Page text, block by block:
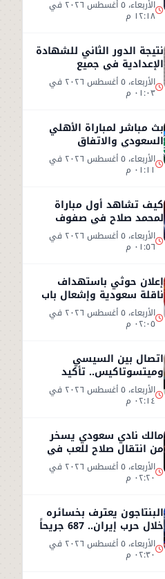
الأربعاء، ٥ أغسطس ٢٠٢٦ في
١٢:١٨ م
نتيجة الدور الثاني للشهادة
الإعدادية في جميع
المحافظات الأربعاء، ٥ أغسطس ٢٠٢٦ في
٠١:٠٣ م
بث مباشر لمباراة الأهلي
السعودي والاتفاق
الأربعاء، ٥ أغسطس ٢٠٢٦ في
٠١:١١ م
كيف تشاهد أول مباراة
لمحمد صلاح في صفوف
طرابزون سبور التركي الأربعاء، ٥ أغسطس ٢٠٢٦ في
٠١:٥٦ م
إعلان حوثي باستهداف
ناقلة سعودية وإشعال باب
المندب الأربعاء، ٥ أغسطس ٢٠٢٦ في
٠٢:٠٥ م
اتصال بين السيسي
وميتسوتاكيس.. تأكيد
مصري على دعم اليونان بعد
حرائق الغابات الأربعاء، ٥ أغسطس ٢٠٢٦ في
٠٢:١٤ م
مالك نادي سعودي يسخر
من انتقال صلاح للعب في
تركيا ورفضه روشن الأربعاء، ٥ أغسطس ٢٠٢٦ في
٠٢:٢٠ م
البنتاجون يعترف بخسائره
خلال حرب إيران.. 687 جريحاً
واستنزاف 80% من
الصواريخ الأربعاء، ٥ أغسطس ٢٠٢٦ في
٠٢:٣٠ م